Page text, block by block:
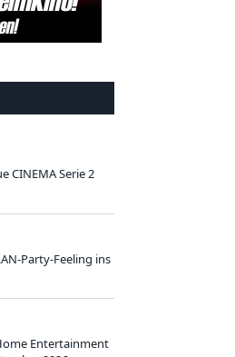
CINEMA Serie 2
Party-Feeling ins
Entertainment